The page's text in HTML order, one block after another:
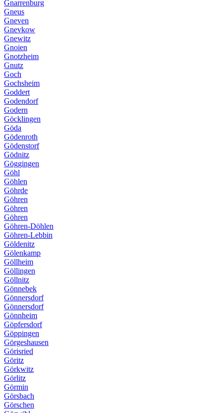
Gnarrenburg
Gneus
Gneven
Gnevkow
Gnewitz
Gnoien
Gnotzheim
Gnutz
Goch
Gochsheim
Goddert
Godendorf
Godern
Göcklingen
Göda
Gödenroth
Gödenstorf
Gödnitz
Göggingen
Göhl
Göhlen
Göhrde
Göhren
Göhren
Göhren
Göhren-Döhlen
Göhren-Lebbin
Göldenitz
Gölenkamp
Göllheim
Göllingen
Göllnitz
Gönnebek
Gönnersdorf
Gönnersdorf
Gönnheim
Göpfersdorf
Göppingen
Görgeshausen
Görisried
Göritz
Görkwitz
Görlitz
Görmin
Görsbach
Görschen